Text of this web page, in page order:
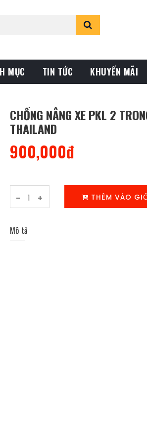
MỤC TIN TỨC KHUYẾN MÃI
CHỐNG NÂNG XE PKL 2
THAILAND
900,000đ
- + THÊM VÀO
Mô tả